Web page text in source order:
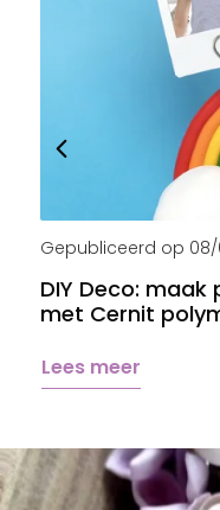
Gepubliceerd op
DIY Deco:
met Cernit
Lees meer